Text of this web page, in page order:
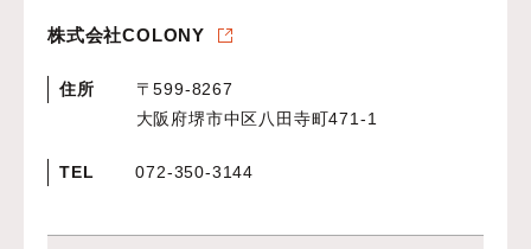
株式会社COLONY
住所
〒599-8267
大阪府堺市中区八田寺町471-1
TEL 072-350-3144